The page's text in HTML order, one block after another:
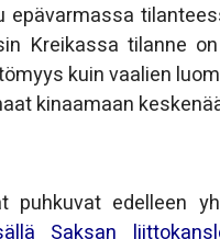
epävarmassa
Kreikassa tilanne
kuin vaalien
kinaamaan
puhkuvat edelleen